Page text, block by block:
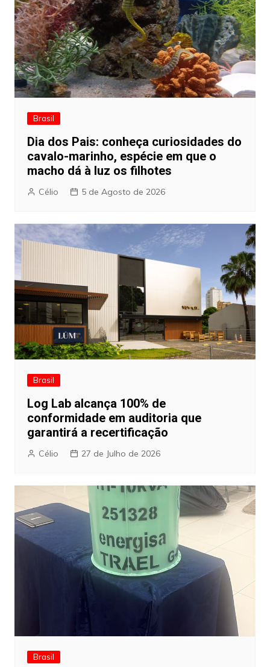
Brasil
Dia dos Pais: conheça curiosidades do
cavalo-marinho, espécie em que o
macho dá à luz os filhotes
Célio 5 de Agosto de 2026
Brasil
Log Lab alcança 100% de
conformidade em auditoria que
garantirá a recertificação
Célio 27 de Julho de 2026
Brasil